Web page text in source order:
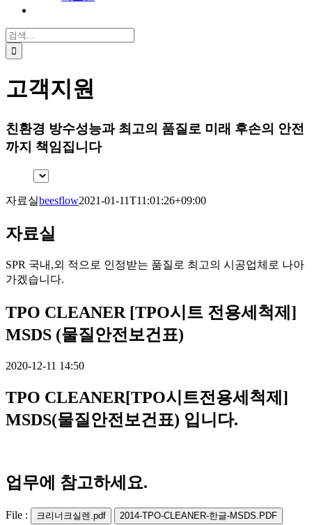
검
색:
고객지원
친환경 방수성능과 최고의 품질로 미래 후손의 안전
까지 책임집니다
자료실beesflow2021-01-11T11:01:26+09:00
자료실
SPR 국내,외 적으로 인정받는 품질로 최고의 시공업체로 나아
가겠습니다.
TPO CLEANER [TPO시트 전용세척제]
MSDS (물질안전보건표)
2020-12-11 14:50
TPO CLEANER[TPO시트전용세척제]
MSDS(물질안전보건표) 입니다.
업무에 참고하세요.
File : 크리너크실렌.pdf 2014-TPO-CLEANER-한글-MSDS.PDF